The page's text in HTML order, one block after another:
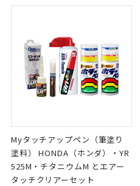
Myタッチアップペン（筆塗り
塗料） HONDA（ホンダ）・YR
525M・チタニウムM とエアー
タッチクリアーセット